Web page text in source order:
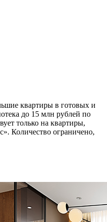
квартиры в готовых и
до 15 млн рублей по
только на квартиры,
Количество ограничено,